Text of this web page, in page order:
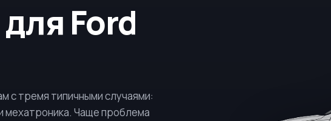
Ford
с тремя типичными случаями:
мехатроника. Чаще проблема